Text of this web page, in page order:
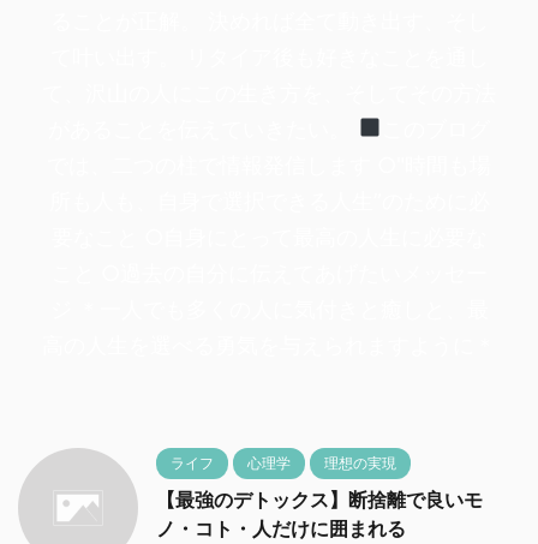
ライフ 心理学 理想の実現
【最強のデトックス】断捨離で良いモ
ノ・コト・人だけに囲まれる